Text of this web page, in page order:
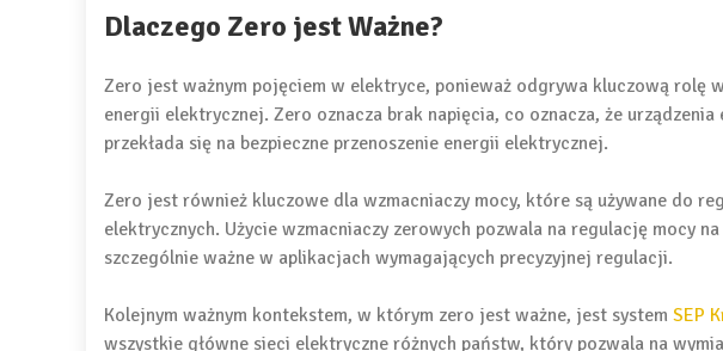
Dlaczego Zero jest Ważne?
Zero jest ważnym pojęciem w elektryce, ponieważ odgrywa kluczową rolę
energii elektrycznej. Zero oznacza brak napięcia, co oznacza, że
przekłada się na bezpieczne przenoszenie energii elektrycznej.
Zero jest również kluczowe dla wzmacniaczy mocy, które są używane do
elektrycznych. Użycie wzmacniaczy zerowych pozwala na regulację mocy
szczególnie ważne w aplikacjach wymagających precyzyjnej regulacji.
Kolejnym ważnym kontekstem, w którym zero jest ważne, jest system SEP
wszystkie główne sieci elektryczne różnych państw, który pozwala na